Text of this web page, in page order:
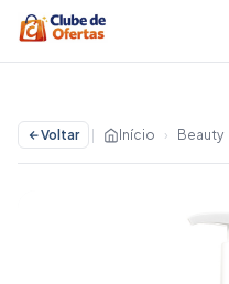
Voltar Início › Beauty